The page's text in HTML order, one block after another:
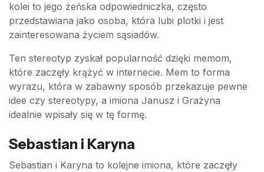
kolei to jego żeńska odpowiedniczka, często
przedstawiana jako osoba, która lubi plotki i jest
zainteresowana życiem sąsiadów.
Ten stereotyp zyskał popularność dzięki memom,
które zaczęły krążyć w internecie. Mem to forma
wyrazu, która w zabawny sposób przekazuje pewne
idee czy stereotypy, a imiona Janusz i Grażyna
idealnie wpisały się w tę formę.
Sebastian i Karyna
Sebastian i Karyna to kolejne imiona, które zaczęły